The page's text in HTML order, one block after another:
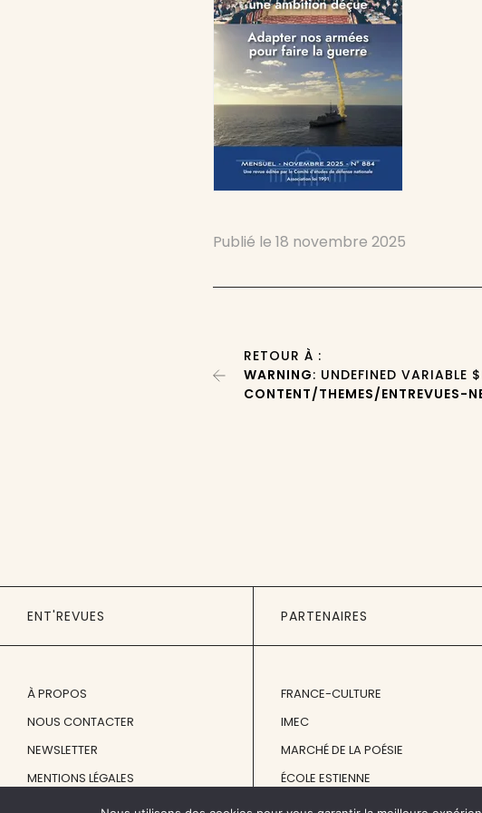
Publié le18 novembre 2025
RETOUR À :
WARNING: UNDEFINED VARIABLE
CONTENT/THEMES/ENTREVUES-
ENT'REVUES
À PROPOS
NOUS CONTACTER
NEWSLETTER
MENTIONS LÉGALES
PARTENAIRES
FRANCE-CULTURE
IMEC
MARCHÉ DE LA POÉSIE
ÉCOLE ESTIENNE